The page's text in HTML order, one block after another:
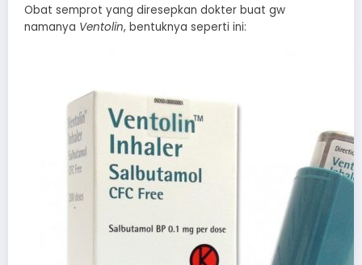
Obat semprot yang diresepkan dokter buat gw
namanya Ventolin, bentuknya seperti ini: